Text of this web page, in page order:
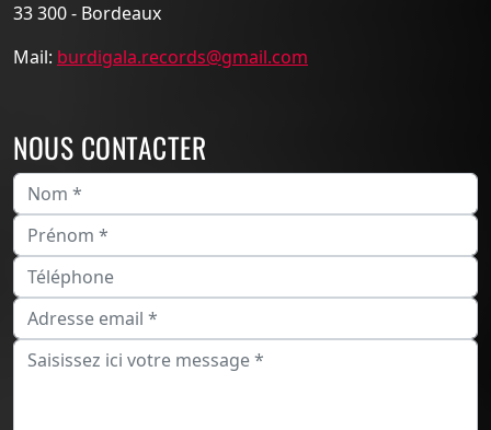
33 300 - Bordeaux
Mail: burdigala.records@gmail.com
NOUS CONTACTER